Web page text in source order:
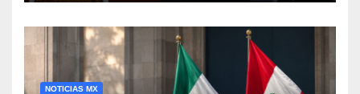
NOTICIAS MX